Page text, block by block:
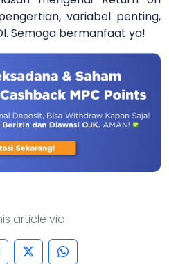
variabel penting,
Semoga bermanfaat ya!
article via :